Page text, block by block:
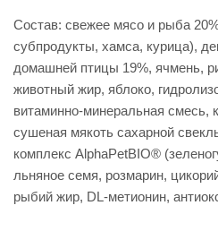
Состав: свежее мясо и рыба
субпродукты, хамса, курица),
домашней птицы 19%, ячмень,
животный жир, яблоко,
витаминно-минеральная смесь,
сушеная мякоть сахарной
комплекс AlphaPetBIO®
льняное семя, розмарин,
рыбий жир, DL-метионин,